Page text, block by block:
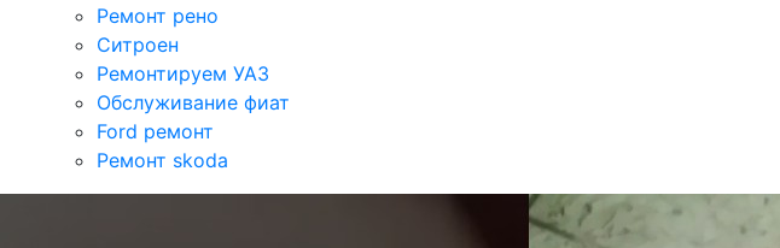
Ремонт рено
Ситроен
Ремонтируем УАЗ
Обслуживание фиат
Ford ремонт
Ремонт skoda